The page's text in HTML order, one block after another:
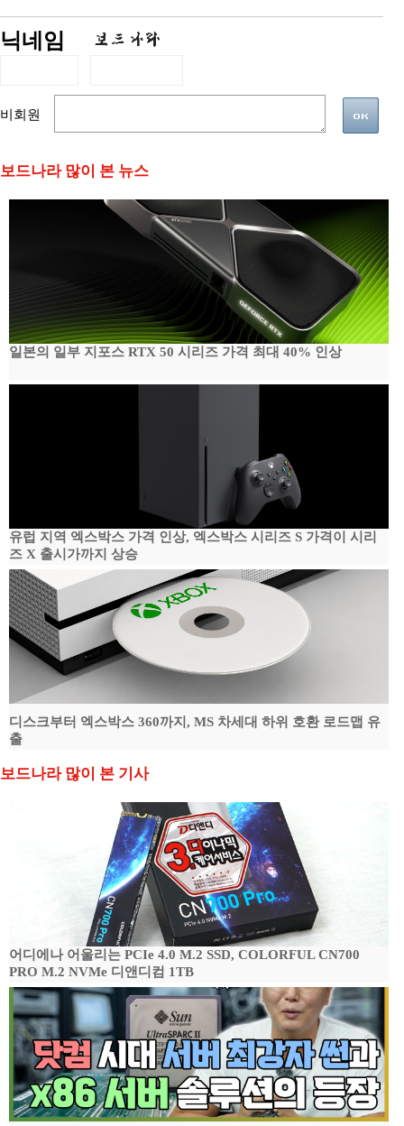
닉네임
비회원
보드나라 많이 본 뉴스
일본의 일부 지포스 RTX 50 시리즈 가격 최대 40% 인상
유럽 지역 엑스박스 가격 인상, 엑스박스 시리즈 S 가격이 시리
즈 X 출시가까지 상승
디스크부터 엑스박스 360까지, MS 차세대 하위 호환 로드맵 유
출
보드나라 많이 본 기사
어디에나 어울리는 PCIe 4.0 M.2 SSD, COLORFUL CN700
PRO M.2 NVMe 디앤디컴 1TB